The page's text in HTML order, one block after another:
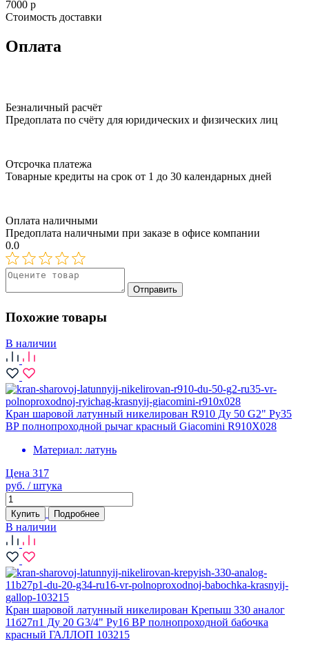
7000 р
Стоимость доставки
Оплата
Безналичный расчёт
Предоплата по счёту для юридических и физических лиц
Отсрочка платежа
Товарные кредиты на срок от 1 до 30 календарных дней
Оплата наличными
Предоплата наличными при заказе в офисе компании
0.0
Отправить
Похожие товары
В наличии
Кран шаровой латунный никелирован R910 Ду 50 G2" Ру35
ВР полнопроходной рычаг красный Giacomini R910X028
Материал: латунь
Цена 317
руб. / штука
Купить Подробнее
В наличии
Кран шаровой латунный никелирован Крепыш 330 аналог
11б27п1 Ду 20 G3/4" Ру16 ВР полнопроходной бабочка
красный ГАЛЛОП 103215